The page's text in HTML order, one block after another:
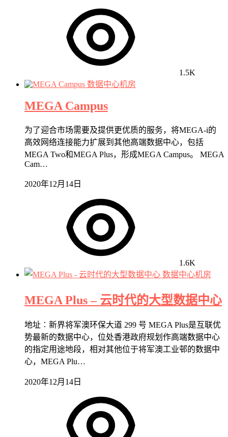
1.5K
数据中心机房
MEGA Campus
为了迎合市场需要及提供更优质的服务，将MEGA-i的
高效网络连接能力扩展到其他高端数据中心，包括
MEGA Two和MEGA Plus，形成MEGA Campus。 MEGA
Cam…
2020年12月14日
1.6K
数据中心机房
MEGA Plus – 云时代的大型数据中心
地址︰新界将军澳环保大道 299 号 MEGA Plus是互联优
势最新的数据中心，位处香港政府规划作高端数据中心
的指定用途地段，相对其他位于将军澳工业邨的数据中
心，MEGA Plu…
2020年12月14日